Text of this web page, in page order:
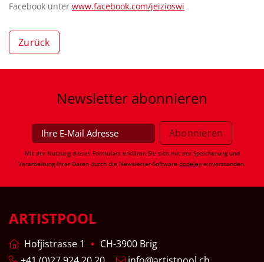
Facebook unter www.facebook.com/jeizioswi
Zurück
Newsletter abonnieren
Mit der Nutzung dieses Formulars erklären Sie sich mit der Speicherung und
Verarbeitung Ihrer Daten durch die Newsletter-Software dodeley einverstanden.
ARTISTPOOL
Hofjistrasse 1
CH-3900 Brig